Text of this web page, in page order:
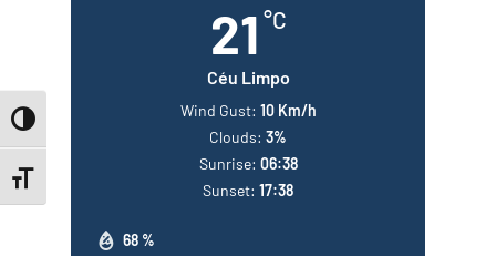
Toggle High Contrast
Toggle Font size
21 °C
Céu Limpo
68 %
Wind Gust: 10 Km/h
Clouds: 3%
Sunrise: 06:38
Sunset: 17:38